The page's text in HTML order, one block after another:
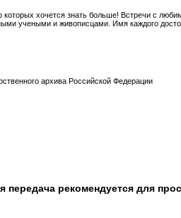
хочется знать больше! Встречи с
учеными и живописцами. Имя каждого
архива Российской Федерации
передача рекомендуется для